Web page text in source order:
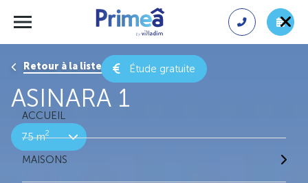
Étude gratuite
ACCUEIL
MAISONS
Retour à la liste des résultats
ASINARA 1
75 m2